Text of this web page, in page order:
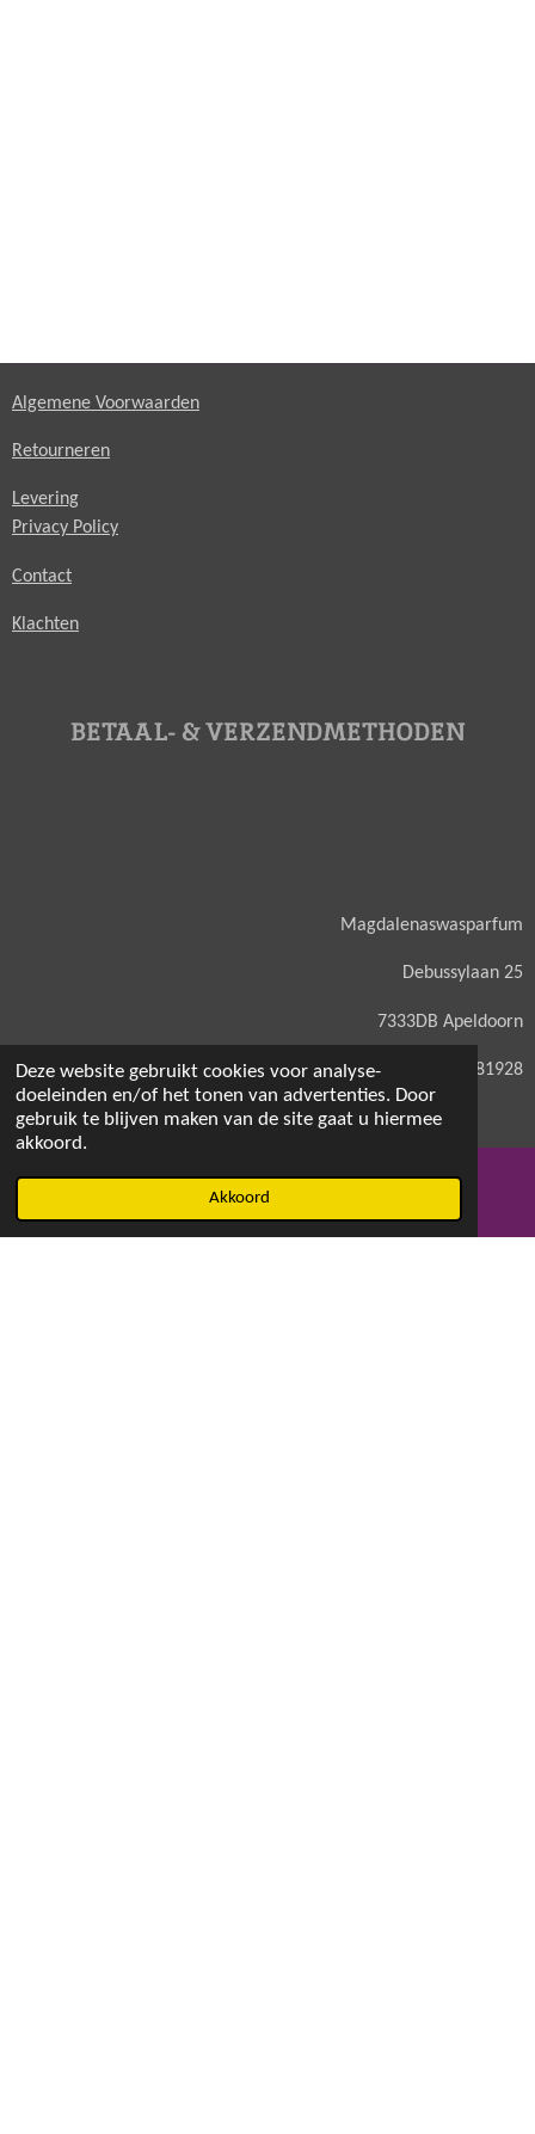
Deze website gebruikt cookies voor analyse-
doeleinden en/of het tonen van advertenties. Door
gebruik te blijven maken van de site gaat u hiermee
akkoord.
Akkoord
Algemene Voorwaarden
Retourneren
Levering
Privacy Policy
Contact
Klachten
BETAAL- & VERZENDMETHODEN
Magdalenaswasparfum
Debussylaan 25
7333DB Apeldoorn
KVK: 71581928
© 2021 - 2026 Magdalenaswasparfum